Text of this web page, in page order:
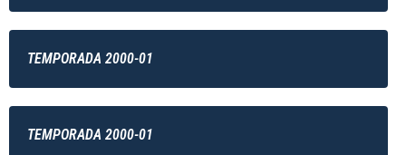
TEMPORADA 2000-01
TEMPORADA 2000-01